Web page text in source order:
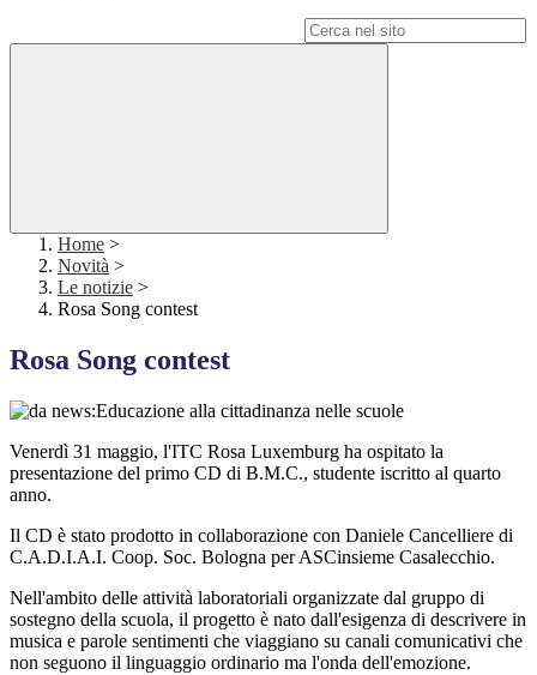
Home >
Novità >
Le notizie >
Rosa Song contest
Rosa Song contest
Venerdì 31 maggio, l'ITC Rosa Luxemburg ha ospitato la
presentazione del primo CD di B.M.C., studente iscritto al quarto
anno.
Il CD è stato prodotto in collaborazione con Daniele Cancelliere di
C.A.D.I.A.I. Coop. Soc. Bologna per ASCinsieme Casalecchio.
Nell'ambito delle attività laboratoriali organizzate dal gruppo di
sostegno della scuola, il progetto è nato dall'esigenza di descrivere in
musica e parole sentimenti che viaggiano su canali comunicativi che
non seguono il linguaggio ordinario ma l'onda dell'emozione.